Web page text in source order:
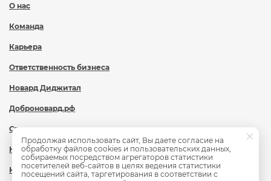
О нас
Команда
Карьера
Ответственность бизнеса
Новард Диджитал
Доброновард.рф
Статьи
Новости
Контакты
Продолжая использовать сайт, Вы даете согласие на
обработку файлов cookies и пользовательских данных,
собираемых посредством агрегаторов статистики
посетителей веб-сайтов в целях ведения статистики
посещений сайта, таргетирования в соответствии с